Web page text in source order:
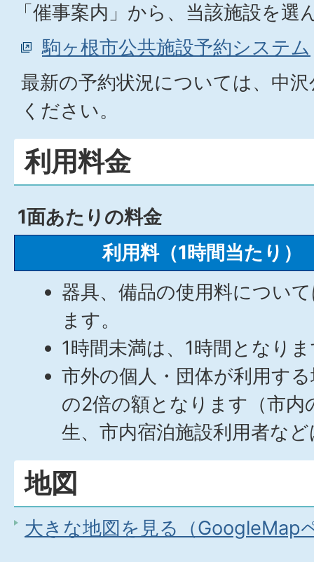
「催事案内」から、当該施設を
駒ヶ根市公共施設予約システム
最新の予約状況については、中
ください。
利用料金
1面あたりの料金
利用料（1時間当たり）
器具、備品の使用料につい
ます。
1時間未満は、1時間となり
市外の個人・団体が利用す
の2倍の額となります（市内
生、市内宿泊施設利用者な
地図
大きな地図を見る（GoogleMap